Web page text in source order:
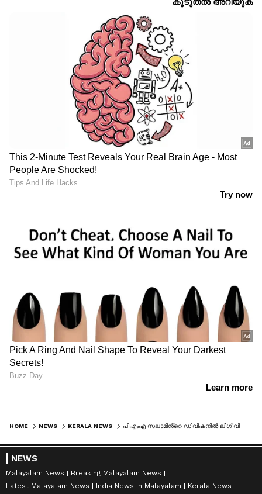
HOME NEWS KERALA NEWS
NEWS
Malayalam News
Breaking Malayalam News
Latest Malayalam News
India News in Malayalam
Kerala News